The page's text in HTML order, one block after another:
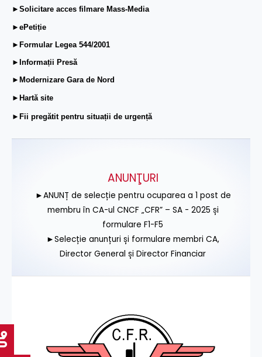
►Solicitare acces filmare Mass-Media
►ePetiție
►Formular Legea 544/2001
►Informații Presă
►Modernizare Gara de Nord
►Hartă site
►Fii pregătit pentru situații de urgență
ANUNŢURI
►ANUNȚ de selecție pentru ocuparea a 1 post de
membru în CA-ul CNCF „CFR” – SA - 2025 și
formulare F1-F5
►Selecție anunțuri și formulare membri CA,
Director General și Director Financiar